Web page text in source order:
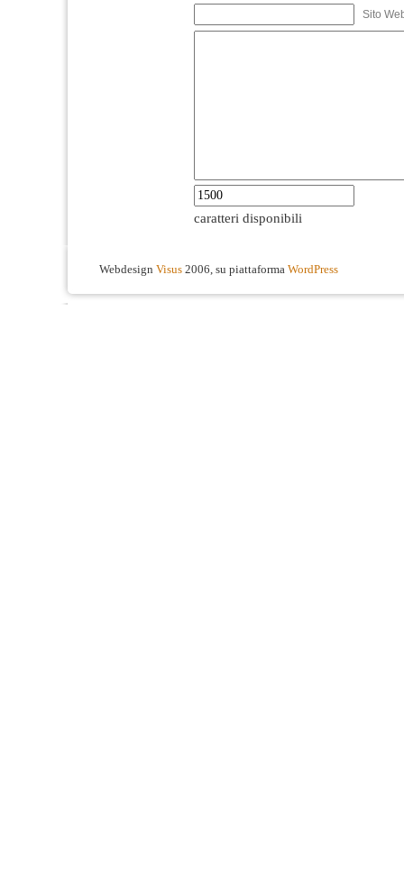
Sito
caratteri disponibili
Webdesign Visus 2006, su piattaforma WordPress